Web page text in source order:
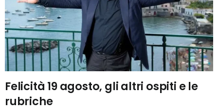
Felicità 19 agosto, gli altri ospiti e le
rubriche